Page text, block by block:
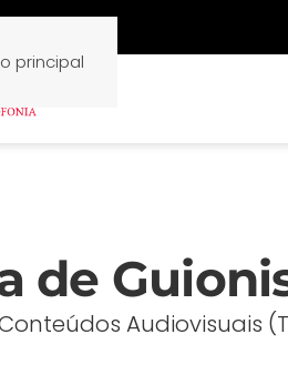
principal
de
Audiovisuais